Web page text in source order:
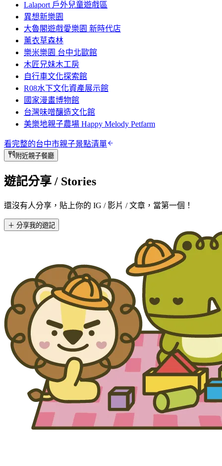
Lalaport 戶外兒童遊戲區
異想新樂園
大魯閣遊戲愛樂園 新時代店
薰衣草森林
樂米樂園 台中北歐館
木匠兄妹木工房
自行車文化探索館
R08水下文化資產展示館
國家漫畫博物館
台灣味噌釀造文化館
美樂地親子農場 Happy Melody Petfarm
看完整的台中市親子景點清單
附近親子餐廳
遊記分享 / Stories
還沒有人分享，貼上你的 IG / 影片 / 文章，當第一個！
＋ 分享我的遊記